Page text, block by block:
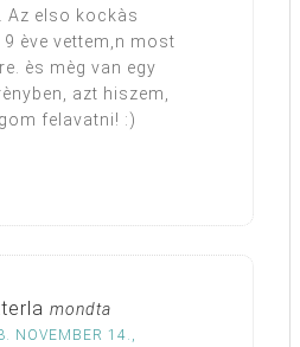
elso kockàs
ève vettem,n most
ès mèg van egy
azt hiszem,
felavatni! :)
mondta
NOVEMBER 14.,